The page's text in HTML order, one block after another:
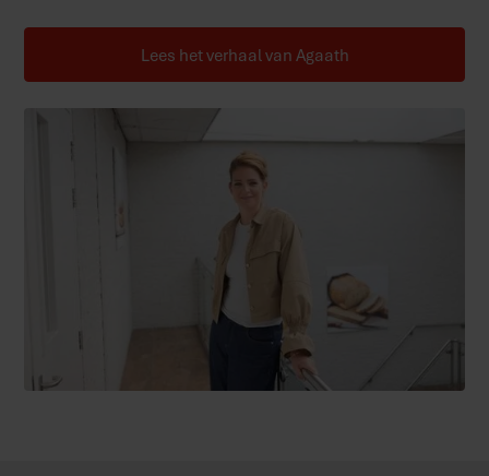
Lees het verhaal van Agaath